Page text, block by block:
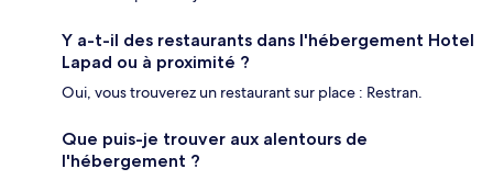
Y a-t-il des restaurants dans l'hébergement Hotel
Lapad ou à proximité ?
Oui, vous trouverez un restaurant sur place : Restran.
Que puis-je trouver aux alentours de
l'hébergement ?